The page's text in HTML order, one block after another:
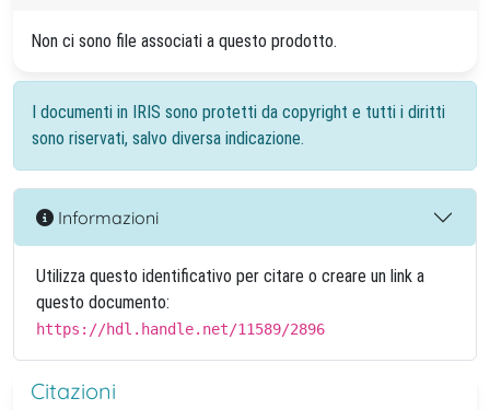
Non ci sono file associati a questo prodotto.
I documenti in IRIS sono protetti da copyright e tutti i diritti
sono riservati, salvo diversa indicazione.
Informazioni
Utilizza questo identificativo per citare o creare un link a
questo documento:
https://hdl.handle.net/11589/2896
Citazioni